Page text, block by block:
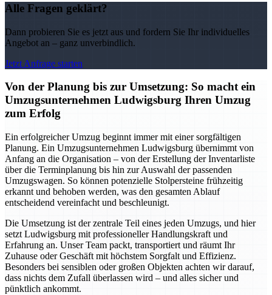
Alle Fragen geklärt?
Dann probieren Sie es jetzt aus und fordern Sie Ihr individuelles
Angebot an – ganz unverbindlich.
Jetzt Anfrage starten
Von der Planung bis zur Umsetzung: So macht ein
Umzugsunternehmen Ludwigsburg Ihren Umzug
zum Erfolg
Ein erfolgreicher Umzug beginnt immer mit einer sorgfältigen
Planung. Ein Umzugsunternehmen Ludwigsburg übernimmt von
Anfang an die Organisation – von der Erstellung der Inventarliste
über die Terminplanung bis hin zur Auswahl der passenden
Umzugswagen. So können potenzielle Stolpersteine frühzeitig
erkannt und behoben werden, was den gesamten Ablauf
entscheidend vereinfacht und beschleunigt.
Die Umsetzung ist der zentrale Teil eines jeden Umzugs, und hier
setzt Ludwigsburg mit professioneller Handlungskraft und
Erfahrung an. Unser Team packt, transportiert und räumt Ihr
Zuhause oder Geschäft mit höchstem Sorgfalt und Effizienz.
Besonders bei sensiblen oder großen Objekten achten wir darauf,
dass nichts dem Zufall überlassen wird – und alles sicher und
pünktlich ankommt.